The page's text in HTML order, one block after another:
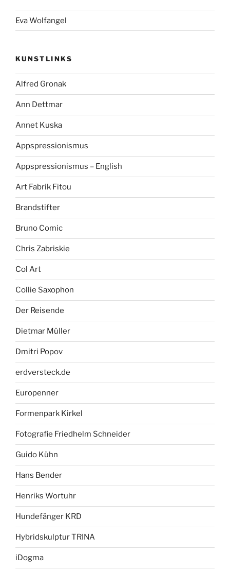
Eva Wolfangel
KUNSTLINKS
Alfred Gronak
Ann Dettmar
Annet Kuska
Appspressionismus
Appspressionismus – English
Art Fabrik Fitou
Brandstifter
Bruno Comic
Chris Zabriskie
Col Art
Collie Saxophon
Der Reisende
Dietmar Müller
Dmitri Popov
erdversteck.de
Europenner
Formenpark Kirkel
Fotografie Friedhelm Schneider
Guido Kühn
Hans Bender
Henriks Wortuhr
Hundefänger KRD
Hybridskulptur TRINA
iDogma